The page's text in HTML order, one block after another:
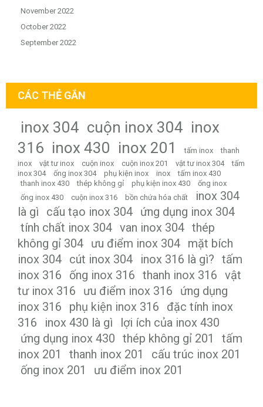
November 2022
October 2022
September 2022
CÁC THẺ GẮN
inox 304 cuộn inox 304 inox
316 inox 430 inox 201 tấm inox
thanh
inox
vật tư inox cuộn inox cuộn inox 201 vật tư inox 304
tấm
inox 304
ống inox 304 phụ kiện inox inox
tấm inox 430
thanh inox 430
thép không gỉ phụ kiện inox 430
ống inox
ống inox 430
cuộn inox 316 bồn chứa hóa chất
inox 304
là gì
cấu tạo inox 304 ứng dụng inox 304
tính chất inox 304 van inox 304 thép
không gỉ 304 ưu điểm inox 304 mặt bích
inox 304 cút inox 304 inox 316 là gì? tấm
inox 316
ống inox 316 thanh inox 316 vật
tư inox 316
ưu điểm inox 316
ứng dụng
inox 316
phụ kiện inox 316
đặc tính inox
316
inox 430 là gì
lợi ích của inox 430
ứng dụng inox 430 thép không gỉ 201
tấm
inox 201
thanh inox 201
cấu trúc inox 201
ống inox 201
ưu điểm inox 201